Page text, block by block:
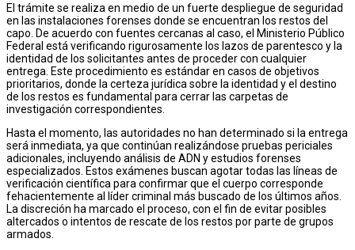
El trámite se realiza en medio de un fuerte despliegue de seguridad
en las instalaciones forenses donde se encuentran los restos del
capo. De acuerdo con fuentes cercanas al caso, el Ministerio Público
Federal está verificando rigurosamente los lazos de parentesco y la
identidad de los solicitantes antes de proceder con cualquier
entrega. Este procedimiento es estándar en casos de objetivos
prioritarios, donde la certeza jurídica sobre la identidad y el destino
de los restos es fundamental para cerrar las carpetas de
investigación correspondientes.
Hasta el momento, las autoridades no han determinado si la entrega
será inmediata, ya que continúan realizándose pruebas periciales
adicionales, incluyendo análisis de ADN y estudios forenses
especializados. Estos exámenes buscan agotar todas las líneas de
verificación científica para confirmar que el cuerpo corresponde
fehacientemente al líder criminal más buscado de los últimos años.
La discreción ha marcado el proceso, con el fin de evitar posibles
altercados o intentos de rescate de los restos por parte de grupos
armados.